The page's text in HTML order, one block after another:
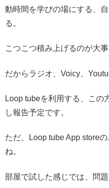
動時間を学びの場にする、
る。
こつこつ積み上げるのが大事
だからラジオ、Voicy、
Loop tubeを利用する、この
し報告予定です。
ただ、Loop tube App store
ね。
部屋で試した感じでは、問題